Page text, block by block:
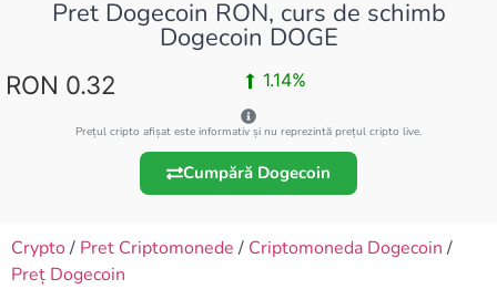
Pret Dogecoin RON, curs de schimb
Dogecoin DOGE
RON 0.32 1.14%
Prețul cripto afișat este informativ și nu reprezintă prețul cripto live.
Cumpără Dogecoin
Crypto/ Pret Criptomonede / Criptomoneda Dogecoin /
Preț Dogecoin